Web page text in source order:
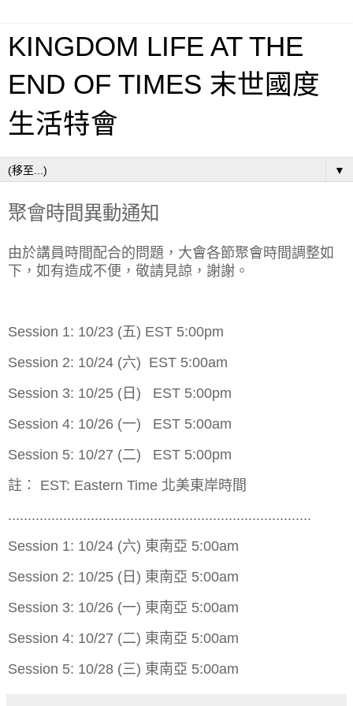
KINGDOM LIFE AT THE
END OF TIMES 末世國度
生活特會
▼
聚會時間異動通知
由於講員時間配合的問題，大會各節聚會時間調整如
下，如有造成不便，敬請見諒，謝謝。
Session 1: 10/23 (五) EST 5:00pm
Session 2: 10/24 (六) EST 5:00am
Session 3: 10/25 (日) EST 5:00pm
Session 4: 10/26 (一) EST 5:00am
Session 5: 10/27 (二) EST 5:00pm
註： EST: Eastern Time 北美東岸時間
.............................................................................
Session 1: 10/24 (六) 東南亞 5:00am
Session 2: 10/25 (日) 東南亞 5:00am
Session 3: 10/26 (一) 東南亞 5:00am
Session 4: 10/27 (二) 東南亞 5:00am
Session 5: 10/28 (三) 東南亞 5:00am